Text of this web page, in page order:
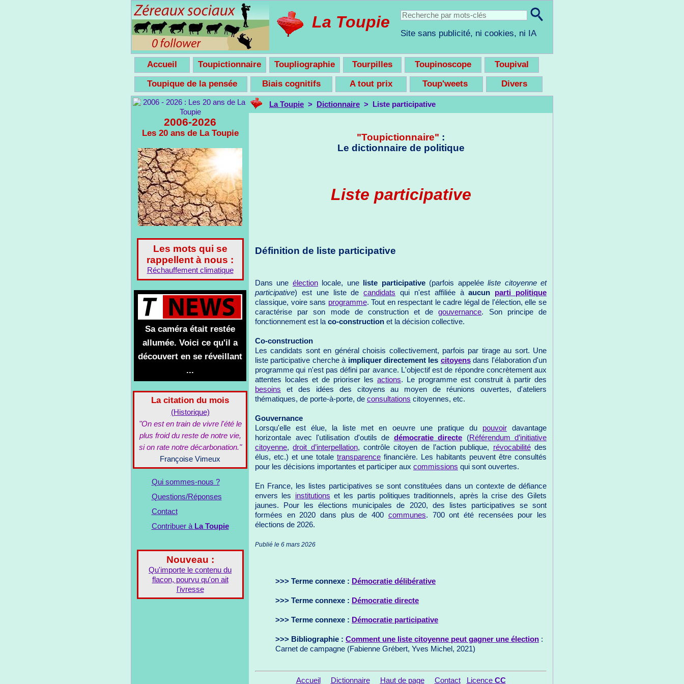
La Toupie
Site sans publicité, ni cookies, ni IA
Accueil Toupictionnaire Toupliographie Tourpilles Toupinoscope
Toupival
Toupique de la pensée
Biais cognitifs A tout prix Toup'weets Divers
2006-2026
Les 20 ans de La Toupie
Les mots qui se
rappellent à nous :
Réchauffement climatique
Sa caméra était restée
allumée. Voici ce qu'il a
découvert en se réveillant
...
La citation du mois
(Historique)
"On est en train de vivre l'été le
plus froid du reste de notre vie,
si on rate notre décarbonation."
Françoise Vimeux
Qui sommes-nous ?
Questions/Réponses
Contact
Contribuer à La Toupie
Nouveau :
Qu'importe le contenu du
flacon, pourvu qu'on ait
l'ivresse
La Toupie > Dictionnaire > Liste participative
"Toupictionnaire" :
Le dictionnaire de politique
Liste participative
Définition de liste participative
Dans une électionlocale, une liste participative(parfois appeléeliste citoyenne et
participative) est une liste decandidats qui n'est affiliée àaucun parti politique
classique, voire sans programme. Tout en respectant le cadre légal de l'élection, elle se
caractérise par son mode de construction et degouvernance. Son principe de
fonctionnement est la co-construction et la décision collective.
Co-construction
Les candidats sont en général choisis collectivement, parfois par tirage au sort. Une
liste participative cherche à impliquer directement les citoyensdans l'élaboration d'un
programme qui n'est pas défini par avance. L'objectif est de répondre concrètement aux
attentes locales et de prioriser les actions. Le programme est construit à partir des
besoins et des idées des citoyens au moyen de réunions ouvertes, d'ateliers
thématiques, de porte-à-porte, de consultations citoyennes, etc.
Gouvernance
Lorsqu'elle est élue, la liste met en oeuvre une pratique du pouvoirdavantage
horizontale avec l'utilisation d'outils de démocratie directe (Référendum d’initiative
citoyenne,droit d’interpellation, contrôle citoyen de l’action publique, révocabilitédes
élus, etc.) et une totale transparence financière. Les habitants peuvent être consultés
pour les décisions importantes et participer aux commissions qui sont ouvertes.
En France, les listes participatives se sont constituées dans un contexte de défiance
envers les institutions et les partis politiques traditionnels, après la crise des Gilets
jaunes. Pour les élections municipales de 2020, des listes participatives se sont
formées en 2020 dans plus de 400 communes. 700 ont été recensées pour les
élections de 2026.
Publié le 6 mars 2026
>>> Terme connexe : Démocratie délibérative
>>> Terme connexe : Démocratie directe
>>> Terme connexe : Démocratie participative
>>> Bibliographie : Comment une liste citoyenne peut gagner une élection :
Carnet de campagne (Fabienne Grébert, Yves Michel, 2021)
Accueil Dictionnaire Haut de page Contact Licence CC